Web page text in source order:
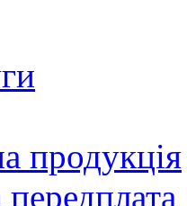
продукція